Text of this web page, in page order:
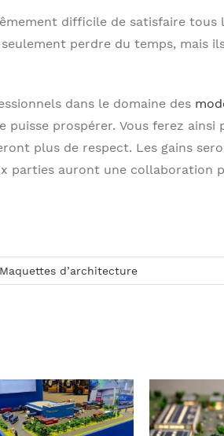
difficile de satisfaire tous
perdre du temps, mais
dans le domaine des
puisse prospérer. Vous ferez ainsi
plus de respect. Les gains
parties auront une collaboration
Maquettes d’architecture